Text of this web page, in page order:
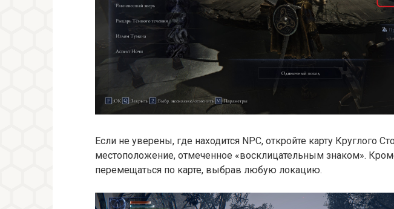
Если не уверены, где находится NPC, откройте карту Круглого
местоположение, отмеченное «восклицательным знаком».
перемещаться по карте, выбрав любую локацию.